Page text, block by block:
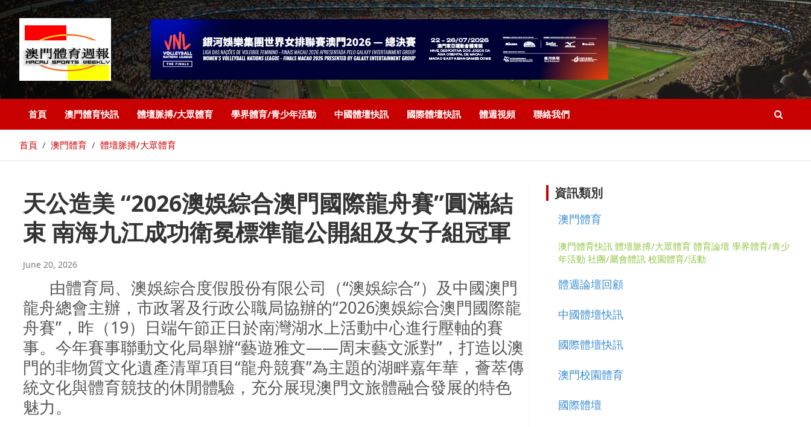
首頁 澳門體育快訊 體壇脈搏/大眾體育 學界體育/青少年活動 中國體壇快訊 國際體壇快訊 體週視頻 聯絡我們
首頁 澳門體育 體壇脈搏/大眾體育
天公造美 “2026澳娛綜合澳門國際龍舟賽”圓滿結
束 南海九江成功衛冕標準龍公開組及女子組冠軍
June 20, 2026
由體育局、澳娛綜合度假股份有限公司（“澳娛綜合”）及中國澳門
龍舟總會主辦，市政署及行政公職局協辦的“2026澳娛綜合澳門國際龍
舟賽” ，昨（ 19）日端午節正日於南灣湖水上活動中心進行壓軸的賽
事。今年賽事聯動文化局舉辦“藝遊雅文——周末藝文派對” ，打造以澳
門的非物質文化遺產清單項目 “龍舟競賽”為主題的湖畔嘉年華，薈萃傳
統文化與體育競技的休閒體驗，充分展現澳門文旅體融合發展的特色
魅力。
資訊類別
澳門體育
澳門體育快訊 體壇脈搏/大眾體育 體育論壇 學界體育/青少
年活動 社團/屬會體訊 校園體育/活動
體週論壇回顧
中國體壇快訊
國際體壇快訊
澳門校園體育
國際體壇